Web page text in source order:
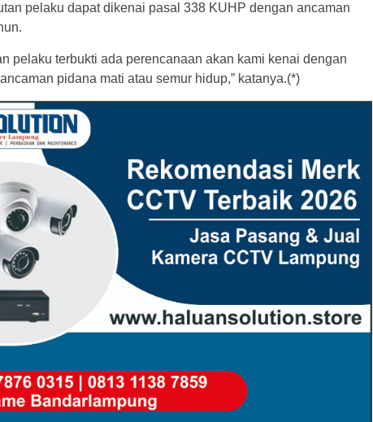
pelaku dapat dikenai pasal 338 KUHP dengan ancaman
pelaku terbukti ada perencanaan akan kami kenai dengan
pidana mati atau semur hidup,” katanya.(*)